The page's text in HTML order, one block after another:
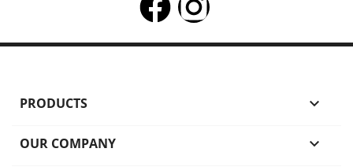
PRODUCTS 
OUR COMPANY 